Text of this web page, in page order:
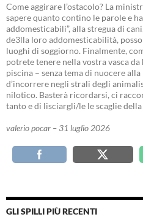
Come aggirare l’ostacolo? La
sapere quanto contino le parole e
addomesticabili”, alla stregua di
de3lla loro addomesticabilità,
luoghi di soggiorno. Finalmente,
potrete tenere nella vostra vasca
piscina – senza tema di nuocere
d’incorrere negli strali degli
nilotico. Basterà ricordarsi, ci
tanto e di lisciargli/le le scaglie della
valerio pocar – 31 luglio 2026
GLI SPILLI PIÙ RECENTI